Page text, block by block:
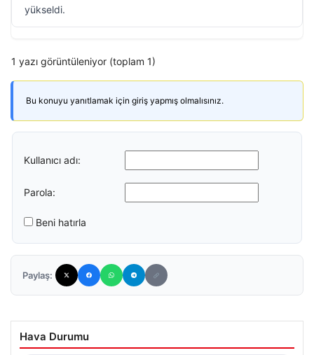
yükseldi.
1 yazı görüntüleniyor (toplam 1)
Bu konuyu yanıtlamak için giriş yapmış olmalısınız.
Kullanıcı adı:
Parola:
Beni hatırla
Paylaş:
Hava Durumu